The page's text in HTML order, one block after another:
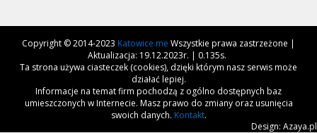
Copyright © 2014-2023 Katowice.me Wszystkie prawa zastrzeżone |
Aktualizacja: 19.12.2023r. | 0.135s.
Ta strona używa ciasteczek (cookies), dzięki którym nasz serwis może
działać lepiej.
Informacje na temat firm pochodzą z ogólno dostępnych baz
umieszczonych w Internecie. Masz prawo do zmiany oraz usunięcia
swoich danych. Kontakt.
Design: Azaya.pl